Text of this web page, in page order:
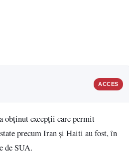
ACCES
obținut excepții care permit
precum Iran și Haiti au fost, în
de SUA.